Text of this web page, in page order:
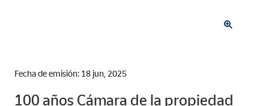
Fecha de emisión: 18 jun, 2025
100 años Cámara de la propiedad